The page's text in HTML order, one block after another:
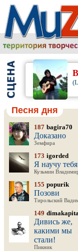
Песня дня
187 bagira70
Доказано
Земфира
173 igorded
Я научу тебя
Кузьмин
155 popurik
Позови
Тирольский
149
Дивись же,
какими мы
стали!
Пикник